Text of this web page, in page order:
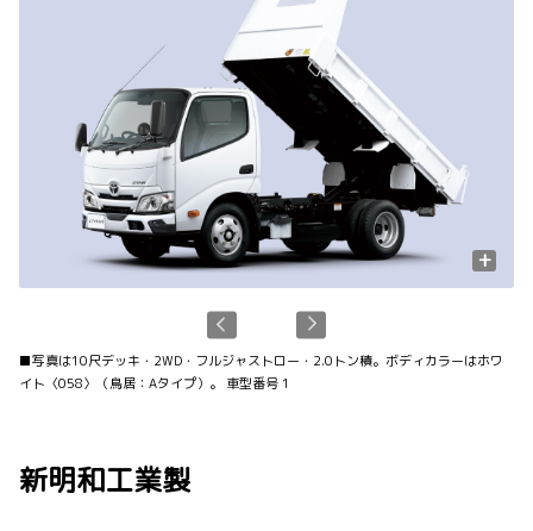
+
■写真は10尺デッキ・2WD・フルジャストロー・2.0トン積。ボディカラーはホワ
イト〈058〉（鳥居：Aタイプ）。 車型番号 1
新明和工業製